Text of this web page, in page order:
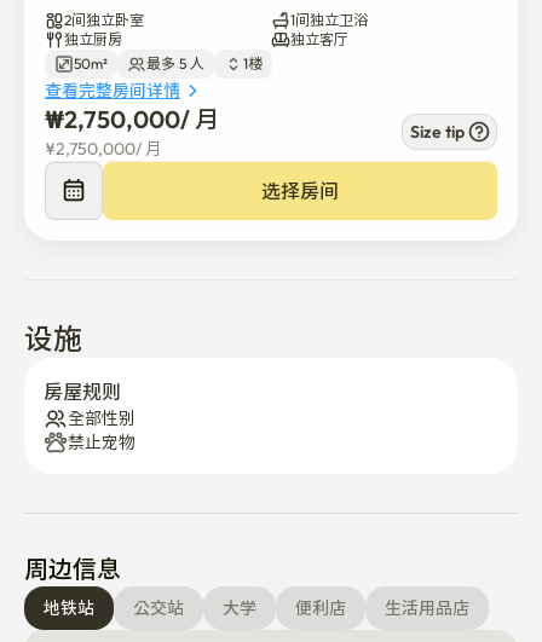
→ 超市 (欧利芙洋、大创)
→ 便利店
→  各色各样的餐厅
** 预约前确认事项
我们宿舍是半地下结构，下6个台阶就可以入住。
→ 但是因为大窗户和丰富的自然光，所以拥有温馨明亮的
氛围。
卫生间天花板可能有点低，请参考这一点。
2间独立卧室
1间独立卫浴
独立厨房
独立客厅
50m²
最多 5 人 1楼
查看完整房间详情
₩2,750,000/ 月
¥2,750,000/ 月
Size tip
选择房间
设施
房屋规则
全部性别
禁止宠物
周边信息
地铁站 公交站 大学 便利店 生活用品店